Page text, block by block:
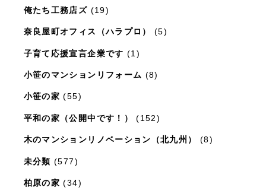
俺たち工務店ズ (19)
奈良屋町オフィス（ハラプロ） (5)
子育て応援宣言企業です (1)
小笹のマンションリフォーム (8)
小笹の家 (55)
平和の家（公開中です！） (152)
木のマンションリノベーション（北九州） (8)
未分類 (577)
柏原の家 (34)